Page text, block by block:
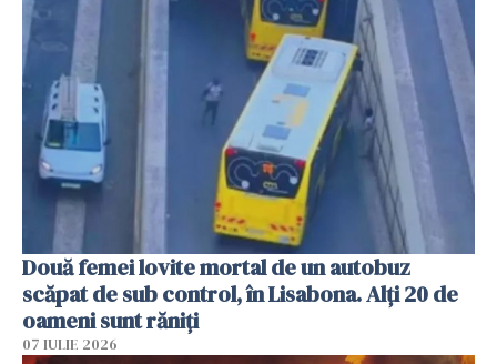
Două femei lovite mortal de un autobuz
scăpat de sub control, în Lisabona. Alți 20 de
oameni sunt răniți
07 IULIE 2026